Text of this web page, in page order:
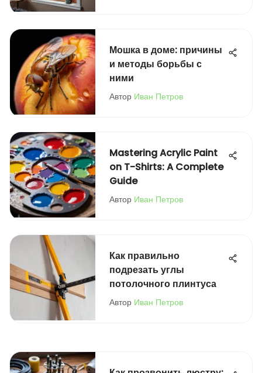
Мошка в доме: причины
и методы борьбы с
ними
Автор Иван Петров
Mastering Acrylic Paint
on T-Shirts: A Complete
Guide
Автор Иван Петров
Как правильно
подрезать углы
потолочного плинтуса
Автор Иван Петров